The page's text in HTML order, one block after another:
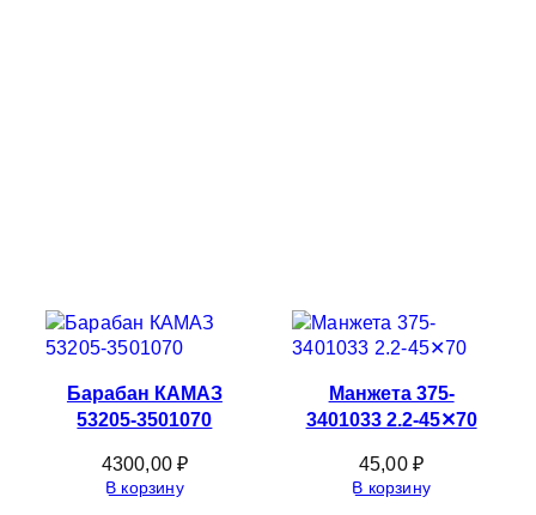
Барабан КАМАЗ
53205-3501070
4300,00₽
В корзину
Манжета 375-
3401033 2.2-45✕70
45,00₽
В корзину